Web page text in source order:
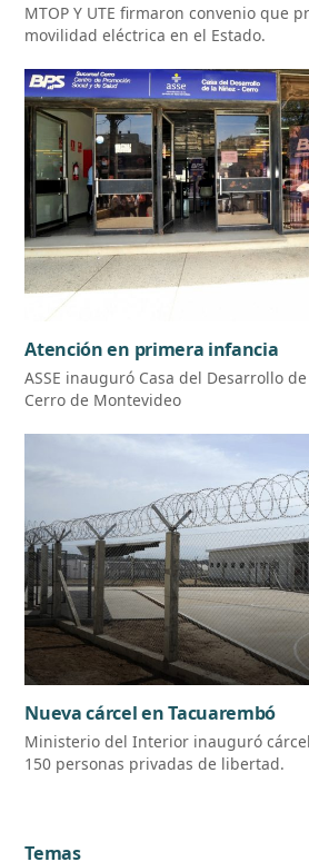
MTOP Y UTE firmaron convenio que
movilidad eléctrica en el Estado.
Atención en primera infancia
ASSE inauguró Casa del Desarrollo
Cerro de Montevideo
Nueva cárcel en Tacuarembó
Ministerio del Interior inauguró
150 personas privadas de libertad.
Temas